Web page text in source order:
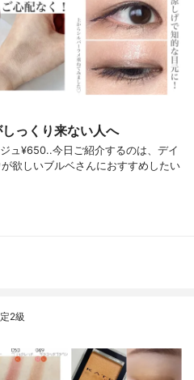
っくり来ない人へ
ュ¥650..今日ご紹介するのは、デイ
欲しいブルベさんにおすすめしたい
2級